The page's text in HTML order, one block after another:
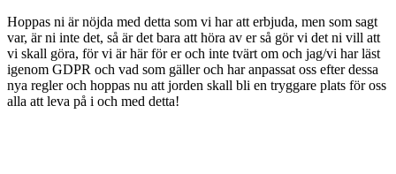
Hoppas ni är nöjda med detta som vi har att erbjuda, men som sagt
var, är ni inte det, så är det bara att höra av er så gör vi det ni vill att
vi skall göra, för vi är här för er och inte tvärt om och jag/vi har läst
igenom GDPR och vad som gäller och har anpassat oss efter dessa
nya regler och hoppas nu att jorden skall bli en tryggare plats för oss
alla att leva på i och med detta!